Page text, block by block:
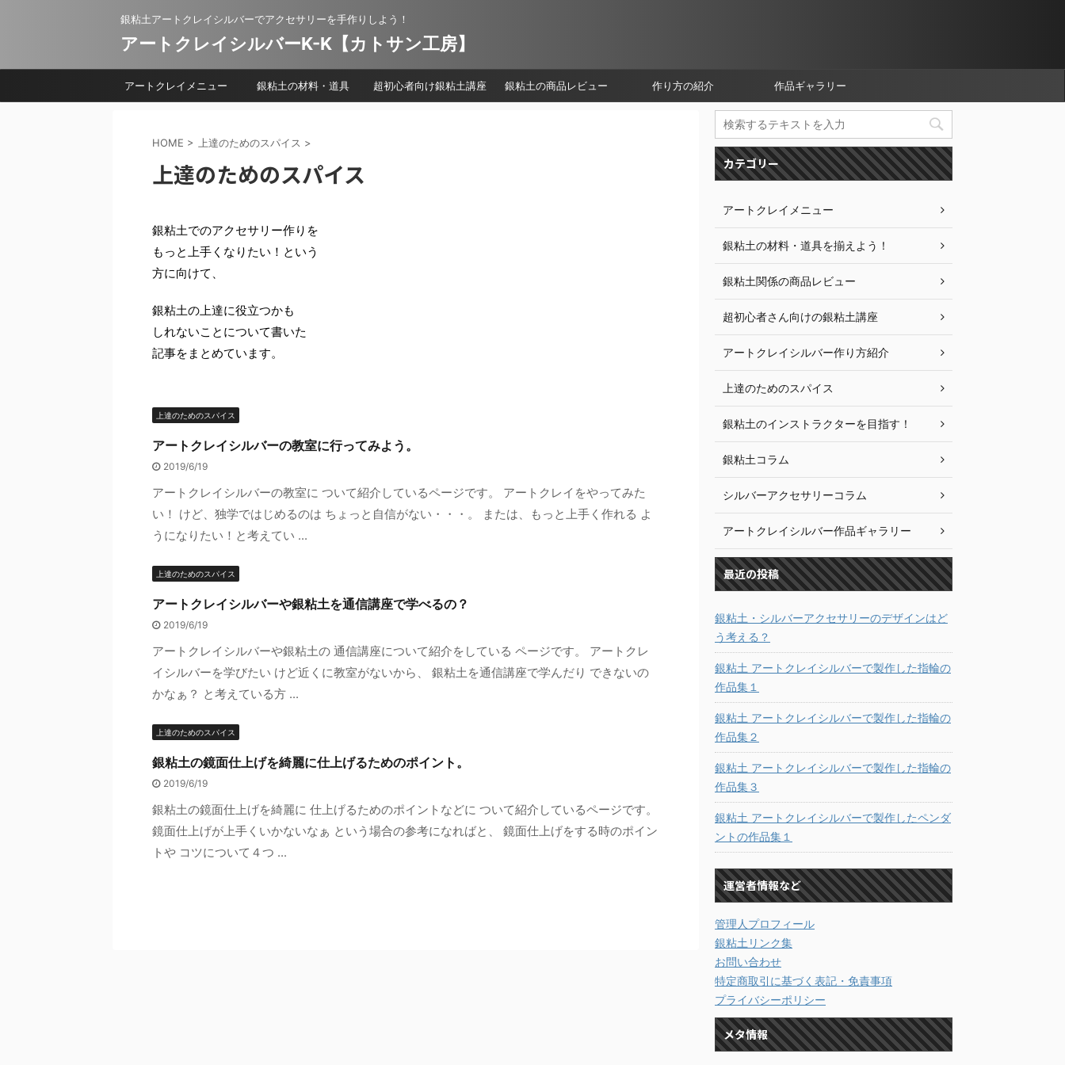
銀粘土アートクレイシルバーでアクセサリーを手作りしよう！
アートクレイシルバーK-K【カトサン工房】
アートクレイメニュー 銀粘土の材料・道具 超初心者向け銀粘土講座 銀粘土の商品レビュー 作り方の紹介 作品ギャラリー
HOME > 上達のためのスパイス >
上達のためのスパイス
銀粘土でのアクセサリー作りを
もっと上手くなりたい！という
方に向けて、
銀粘土の上達に役立つかも
しれないことについて書いた
記事をまとめています。
上達のためのスパイス
アートクレイシルバーの教室に行ってみよう。
2019/6/19
アートクレイシルバーの教室に ついて紹介しているページです。 アートクレイをやってみた
い！ けど、独学ではじめるのは ちょっと自信がない・・・。 または、もっと上手く作れる よ
うになりたい！と考えてい ...
上達のためのスパイス
アートクレイシルバーや銀粘土を通信講座で学べるの？
2019/6/19
アートクレイシルバーや銀粘土の 通信講座について紹介をしている ページです。 アートクレ
イシルバーを学びたい けど近くに教室がないから、 銀粘土を通信講座で学んだり できないの
かなぁ？ と考えている方 ...
上達のためのスパイス
銀粘土の鏡面仕上げを綺麗に仕上げるためのポイント。
2019/6/19
銀粘土の鏡面仕上げを綺麗に 仕上げるためのポイントなどに ついて紹介しているページです。
鏡面仕上げが上手くいかないなぁ という場合の参考になればと、 鏡面仕上げをする時のポイン
トや コツについて４つ ...
カテゴリー
アートクレイメニュー
銀粘土の材料・道具を揃えよう！
銀粘土関係の商品レビュー
超初心者さん向けの銀粘土講座
アートクレイシルバー作り方紹介
上達のためのスパイス
銀粘土のインストラクターを目指す！
銀粘土コラム
シルバーアクセサリーコラム
アートクレイシルバー作品ギャラリー
最近の投稿
銀粘土・シルバーアクセサリーのデザインはど
う考える？
銀粘土 アートクレイシルバーで製作した指輪の
作品集１
銀粘土 アートクレイシルバーで製作した指輪の
作品集２
銀粘土 アートクレイシルバーで製作した指輪の
作品集３
銀粘土 アートクレイシルバーで製作したペンダ
ントの作品集１
運営者情報など
管理人プロフィール
銀粘土リンク集
お問い合わせ
特定商取引に基づく表記・免責事項
プライバシーポリシー
メタ情報